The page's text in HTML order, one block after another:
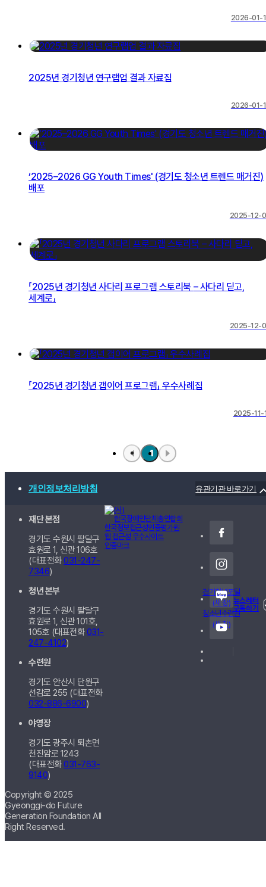
2026-01-
2025년 경기청년 연구랩업 결과 자료집
2026-01-
‘2025–2026 GG Youth Times' (경기도 청소년 트렌드 매거진)
배포
2025-12-
「2025년 경기청년 사다리 프로그램 스토리북 – 사다리 딛고,
세계로」
2025-12-
「2025년 경기청년 갭이어 프로그램」 우수사례집
2025-11-
1
개인정보처리방침 유관기관 바로가기
재단 본점
경기도 수원시 팔달구
효원로 1, 신관106호
(대표전화031-247-
7346)
청년 본부
경기도 수원시 팔달구
효원로 1, 신관101호,
105호 (대표전화031-
247-4102)
수련원
경기도 안산시 단원구
선감로 255 (대표전화
032-886-6900)
야영장
경기도 광주시 퇴촌면
천진암로 1243
(대표전화031-763-
9140)
Copyright © 2025
Gyeonggi-do Future
Generation Foundation All
Right Reserved.
경기청년포털
(새 창)
청소년수련원
(새 창)
뉴스레터
구독하기